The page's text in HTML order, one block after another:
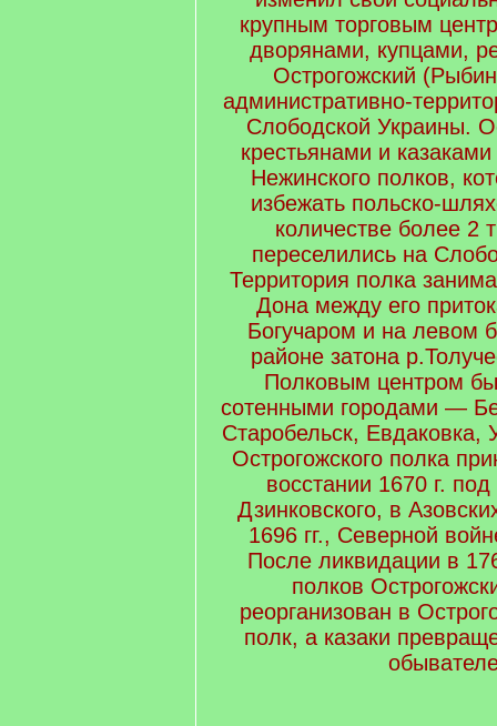
крупным торговым
дворянами, купцами,
Острогожский
административно-
Слободской Украины.
крестьянами и
Нежинского полков,
избежать польско-
количестве более 2
переселились на
Территория полка
Дона между его
Богучаром и на левом
районе затона
Полковым центром
сотенными городами —
Старобельск, Евдаковка,
Острогожского полка
вос­стании 1670 г.
Дзинковского, в
1696 гг., Северной
После ликвидации в
полков
реорганизован в
полк, а казаки